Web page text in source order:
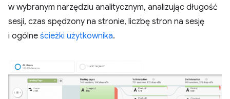
w wybranym narzędziu analitycznym, analizując długość
sesji, czas spędzony na stronie, liczbę stron na sesję
i ogólne ścieżki użytkownika.